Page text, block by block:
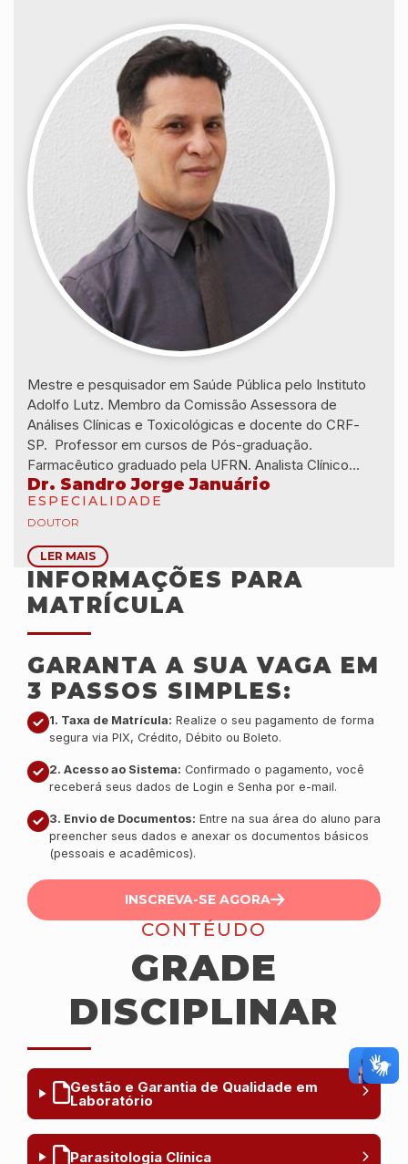
Mestre e pesquisador em Saúde Pública pelo Instituto
Adolfo Lutz. Membro da Comissão Assessora de
Análises Clínicas e Toxicológicas e docente do CRF-
SP. Professor em cursos de Pós-graduação.
Farmacêutico graduado pela UFRN. Analista Clínico
habilitado pela Faculdade de Ciências Farmacêuticas da
USP. Especialista em Educação em Saúde Pública pela
FIOCRUZ.
Dr. Sandro Jorge Januário
ESPECIALIDADE
DOUTOR
LER MAIS
INFORMAÇÕES PARA
MATRÍCULA
GARANTA A SUA VAGA EM
3 PASSOS SIMPLES:
1. Taxa de Matrícula: Realize o seu pagamento de forma
segura via PIX, Crédito, Débito ou Boleto.
2. Acesso ao Sistema: Confirmado o pagamento, você
receberá seus dados de Login e Senha por e-mail.
3. Envio de Documentos: Entre na sua área do aluno para
preencher seus dados e anexar os documentos básicos
(pessoais e acadêmicos).
INSCREVA-SE AGORA
CONTÉUDO
GRADE
DISCIPLINAR
Gestão e Garantia de Qualidade em
Laboratório
Parasitologia Clínica